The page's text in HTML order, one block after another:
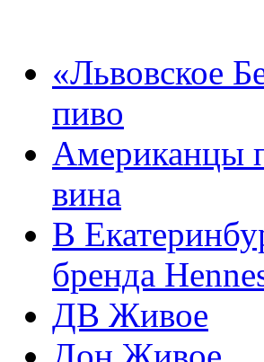
«Львовское
пиво
Американцы
вина
В
бренда
ДВ Живое